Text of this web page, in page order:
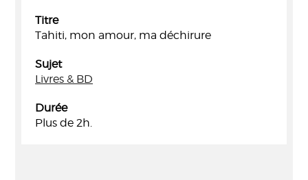
Titre
Tahiti, mon amour, ma déchirure
Sujet
Livres & BD
Durée
Plus de 2h.